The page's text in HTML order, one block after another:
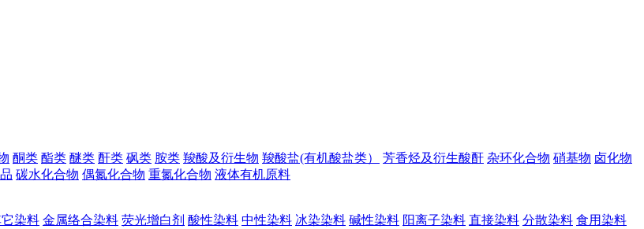
酮类 酯类 醚类 酐类 砜类 胺类 羧酸及衍生物 羧酸盐(有机酸盐类） 芳香烃及衍生酸酐 杂环化合物 硝基物 卤化物
碳水化合物 偶氮化合物 重氮化合物 液体有机原料
染料 金属络合染料 荧光增白剂 酸性染料 中性染料 冰染染料 碱性染料 阳离子染料 直接染料 分散染料 食用染料